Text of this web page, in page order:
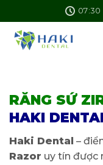
to
content
07:30
RĂNG SỨ
HAKI
Haki Dental –
Razor uy tín được